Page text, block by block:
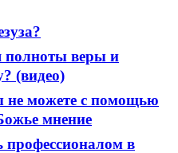
полноты веры и
(видео)
можете с помощью
мнение
в